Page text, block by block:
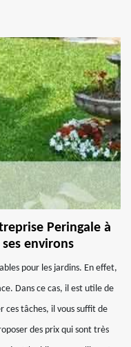
Peringale à
environs
pour les jardins. En effet,
Dans ce cas, il est utile de
tâches, il vous suffit de
des prix qui sont très